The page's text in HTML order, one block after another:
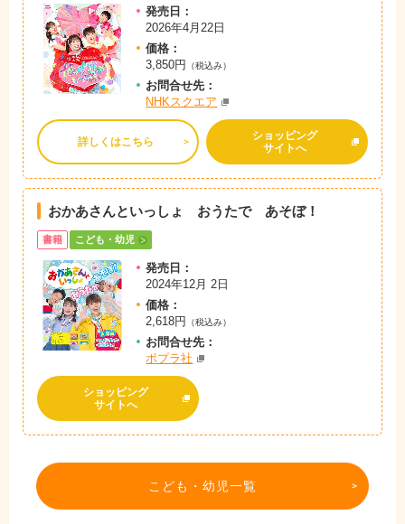
発売日：
2026年4月22日
価格：
3,850円
（税込み）
お問合せ先：
NHKスクエア
詳しくはこちら
ショッピング
サイトへ
おかあさんといっしょ おうたで あそぼ！
書籍 こども・幼児
発売日：
2024年12月 2日
価格：
2,618円
（税込み）
お問合せ先：
ポプラ社
ショッピング
サイトへ
こども・幼児一覧